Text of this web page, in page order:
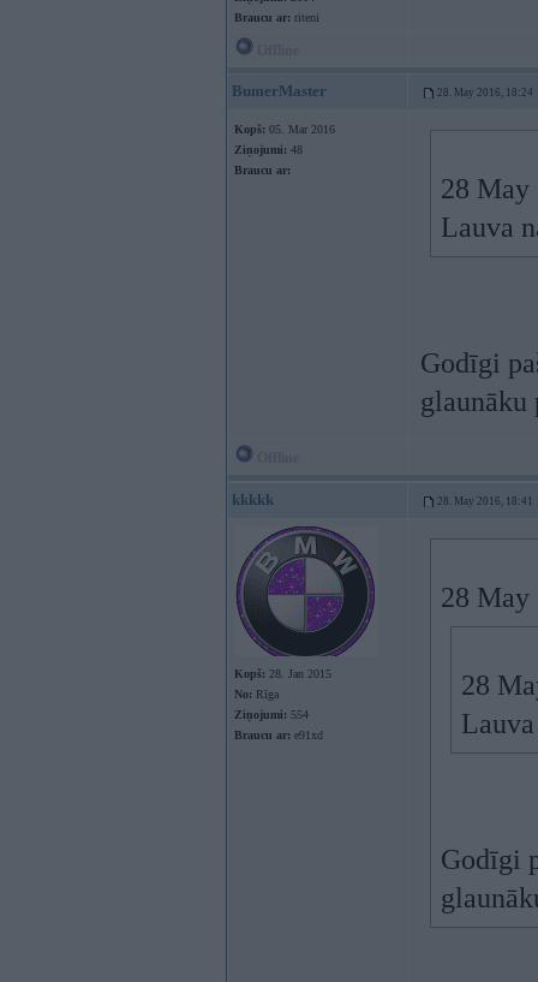
Braucu ar: riteni
BumerMaster 28. May 2016, 18:24
Kopš: 05. Mar 2016
Ziņojumi: 48
Braucu ar:
28 May
Lauva
Godīgi
glaunāku
kkkkk 28. May 2016, 18:41
Kopš: 28. Jan 2015
No: Rīga
Ziņojumi: 554
Braucu ar: e91xd
28
28
Godīgi